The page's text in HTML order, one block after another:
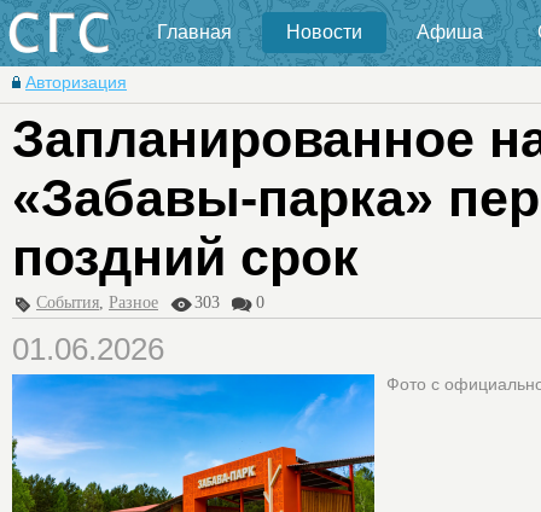
Главная Новости Афиша
Авторизация
Запланированное
«Забавы-парка»
поздний срок
События, Разное 303 0
01.06.2026
Фото с